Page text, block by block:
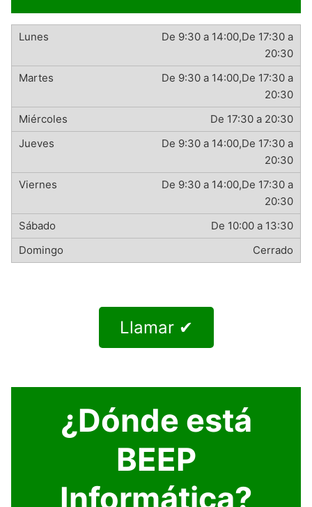
De 9:30 a 14:00,De 17:30 a
20:30
De 9:30 a 14:00,De 17:30 a
20:30
De 17:30 a 20:30
De 9:30 a 14:00,De 17:30 a
20:30
De 9:30 a 14:00,De 17:30 a
20:30
De 10:00 a 13:30
Cerrado
Llamar ✔
¿Dónde está
BEEP
Informática?